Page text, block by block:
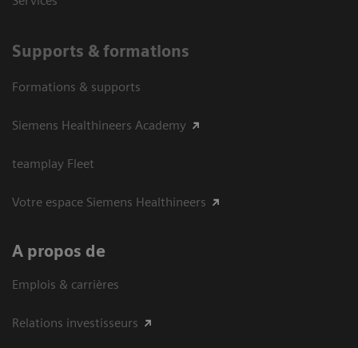
Supports & formations
Formations & supports
Siemens Healthineers Academy
teamplay Fleet
Votre espace Siemens Healthineers
A propos de
Emplois & carrières
Relations investisseurs